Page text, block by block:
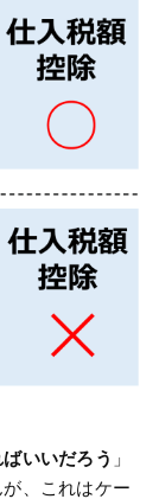
いいだろう 」
、これはケー